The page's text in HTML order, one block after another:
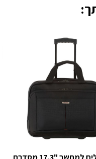
תיק גלגלים למחשב "17.3 מסדרת